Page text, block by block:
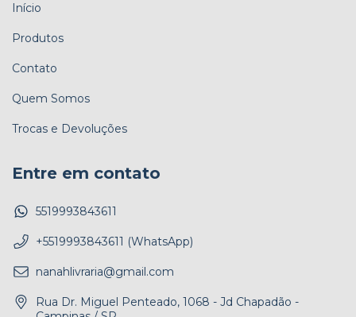
Início
Produtos
Contato
Quem Somos
Trocas e Devoluções
Entre em contato
5519993843611
+5519993843611 (WhatsApp)
nanahlivraria@gmail.com
Rua Dr. Miguel Penteado, 1068 - Jd Chapadão -